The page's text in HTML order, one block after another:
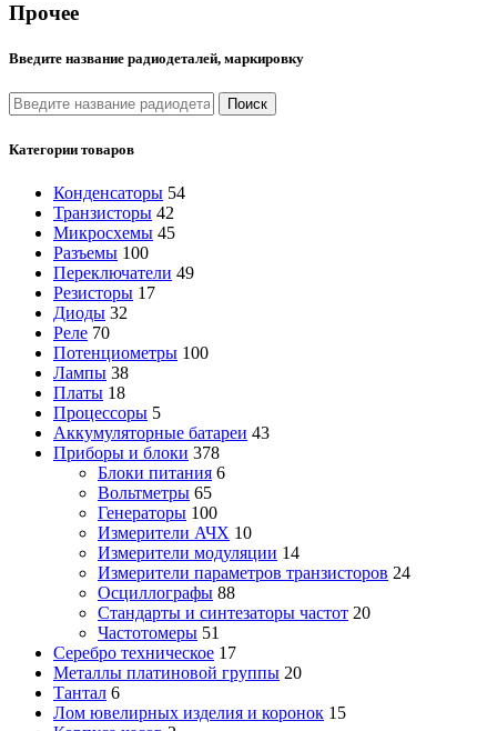
Прочее
Введите название радиодеталей, маркировку
Поиск
Категории товаров
Конденсаторы 54
Транзисторы 42
Микросхемы 45
Разъемы 100
Переключатели 49
Резисторы 17
Диоды 32
Реле 70
Потенциометры 100
Лампы 38
Платы 18
Процессоры 5
Аккумуляторные батареи 43
Приборы и блоки 378
Блоки питания 6
Вольтметры 65
Генераторы 100
Измерители АЧХ 10
Измерители модуляции 14
Измерители параметров транзисторов 24
Осциллографы 88
Стандарты и синтезаторы частот 20
Частотомеры 51
Серебро техническое 17
Металлы платиновой группы 20
Тантал 6
Лом ювелирных изделия и коронок 15